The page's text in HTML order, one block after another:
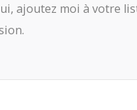
ajoutez moi à votre